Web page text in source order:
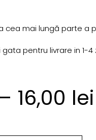
cea mai lungă parte a
pentru livrare in 1-4
– 16,00 lei